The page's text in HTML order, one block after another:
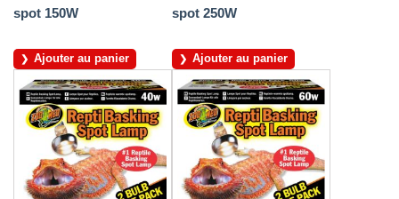
spot 150W
Ajouter au panier
spot 250W
Ajouter au panier